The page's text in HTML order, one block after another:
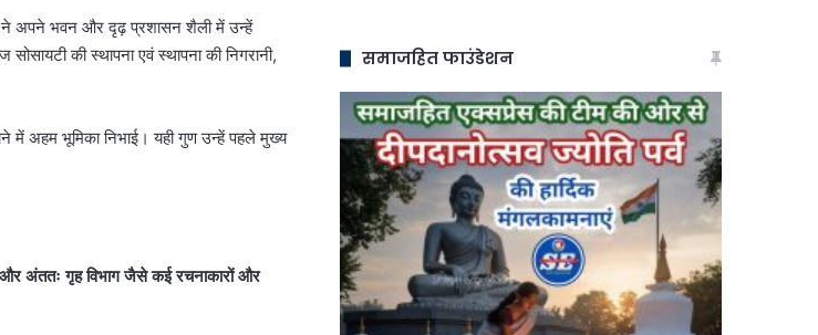
ने अपने भवन और दृढ़ प्रशासन शैली में उन्हें
की स्थापना एवं स्थापना की निगरानी,
में अहम भूमिका निभाई। यही गुण उन्हें पहले मुख्य
अंततः गृह विभाग जैसे कई रचनाकारों और
समाजहित फाउंडेशन